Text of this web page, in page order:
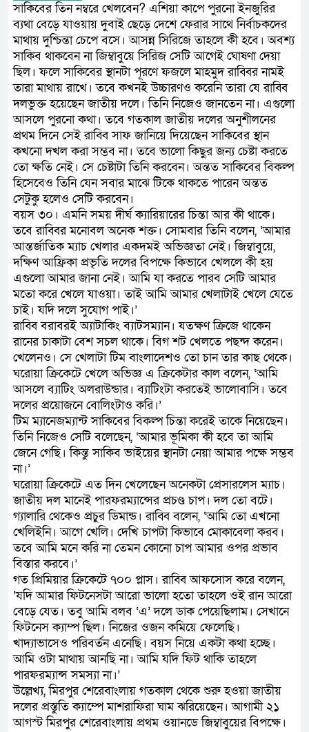
নেই : প্রধানমন্ত্রী
লালমনিরহাটে মাদকসহ
সাকিবের তিন নম্বরে খেলবেন? এশিয়া কাপে পুরনো ইনজুরির
ব্যথা বেড়ে যাওয়ায় দুবাই ছেড়ে দেশে ফেরার সাথে নির্বাচকদের
মাথায় দুশ্চিন্তা চেপে বসে। আসন্ন সিরিজে তাহলে কী হবে। অবশ্য
সাকিব থাকবেন না জিম্বাবুয়ে সিরিজ সেটি আগেই ঘোষণা দেয়া
ছিল। ফলে সাকিবের স্থানটা পূরণে ফজলে মাহমুদ রাব্বির নামই
তারা মাথায় রাখে। তবে কখনই উচ্চারণও করেনি তারা যে রাব্বি
দলভুক্ত হয়েছেন জাতীয় দলে। তিনি নিজেও জানতেন না। এগুলো
আসলে পুরনো কথা। তবে গতকাল জাতীয় দলের অনুশীলনের
প্রথম দিনে সেই রাব্বি সাফ জানিয়ে দিয়েছেন সাকিবের স্থান
কখনো দখল করা সম্ভব না। তবে ভালো কিছুর জন্য চেষ্টা করতে
তো ক্ষতি নেই। সে চেষ্টাটা তিনি করবেন। অন্তত সাকিবের বিকল্প
হিসেবেও তিনি যেন সবার মাঝে টিকে থাকতে পারেন অন্তত
সেটুকু হলেও সেটি করবেন।
বয়স ৩০। এমনি সময় দীর্ঘ ক্যারিয়ারের চিন্তা আর কী থাকে।
তবে রাব্বির মনোবল অনেক শক্ত। সোমবার তিনি বলেন, ‘আমার
আন্তর্জাতিক ম্যাচ খেলার একদমই অভিজ্ঞতা নেই। জিম্বাবুয়ে,
দক্ষিণ আফ্রিকা প্রভৃতি দলের বিপক্ষে কিভাবে খেললে কী হয়
এগুলো আমার জানা নেই। আমি যা করতে পারব সেটি আমার
মতো করে খেলে যাওয়া। তাই আমি আমার খেলাটাই খেলে যেতে
চাই। যদি দলে সুযোগ পাই।’
রাব্বি বরাবরই অ্যাটাকিং ব্যাটসম্যান। যতক্ষণ ক্রিজে থাকেন
রানের চাকাটা বেশ সচল থাকে। বিগ শট খেলতে পছন্দ করেন।
খেলেনও। সে খেলাটা টিম বাংলাদেশও তো চান তার কাছ থেকে।
ঘরোয়া ক্রিকেটে খেলে অভিজ্ঞ এ ক্রিকেটার কাল বলেন, ‘আমি
আসলে ব্যাটিং অলরাউন্ডার। ব্যাটিংটা করতেই ভালোবাসি। তবে
দলের প্রয়োজনে বোলিংটাও করি।’
টিম ম্যানেজম্যান্ট সাকিবের বিকল্প চিন্তা করেই তাকে নিয়েছেন।
তিনি নিজেও সেটি বলেছেন, ‘আমার ভূমিকা কী হবে তা আমি
জেনে গেছি। কিন্তু সাকিব ভাইয়ের স্থানটা নেয়া আমার পক্ষে সম্ভব
না।’
ঘরোয়া ক্রিকেটে এত দিন খেলেছেন অনেকটা প্রেসারলেস ম্যাচ।
জাতীয় দল মানেই পারফরম্যান্সের প্রচণ্ড চাপ। দল তো বটে।
গ্যালারি থেকেও প্রচুর ডিমান্ড। রাব্বি বলেন, ‘আমি তো এখনো
খেলিইনি। আগে খেলি। দেখি চাপটা কিভাবে মোকাবেলা করব।
তবে আমি মনে করি না তেমন কোনো চাপ আমার ওপর প্রভাব
বিস্তার করবে।’
গত প্রিমিয়ার ক্রিকেটে ৭০০ প্লাস। রাব্বি আফসোস করে বলেন,
‘যদি আমার ফিটনেসটা আরো ভালো হতো তাহলে ওই রান আরো
বেড়ে যেত। তবু আমি বলব ‘এ’ দলে ডাক পেয়েছিলাম। সেখানে
ফিটনেস ক্যাম্প ছিল। নিজের ওজন কমিয়ে ফেলেছি।
খাদ্যাভাসেও পরিবর্তন এনেছি। বয়স নিয়ে একটা কথা হচ্ছে।
আমি ওটা মাথায় আনছি না। আমি যদি ফিট থাকি তাহলে
পারফরম্যান্স সমস্যা না।’
উল্লেখ্য, মিরপুর শেরেবাংলায় গতকাল থেকে শুরু হওয়া জাতীয়
দলের প্রস্তুতি ক্যাম্পে মাশরাফিরা ঘাম ঝরিয়েছেন। আগামী ২১
আগস্ট মিরপুর শেরেবাংলায় প্রথম ওয়ানডে জিম্বাবুয়ের বিপক্ষে।